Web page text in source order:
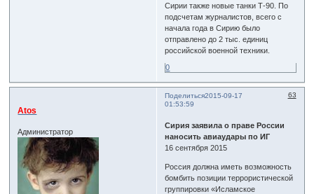
Сирии также новые танки Т-90. По
подсчетам журналистов, всего с
начала года в Сирию было
отправлено до 2 тыс. единиц
российской военной техники.
0
Поделиться 63
2015-09-17
01:53:59
Atos
Администратор
Сирия заявила о праве России
наносить авиаудары по ИГ
16 сентября 2015
Россия должна иметь возможность
бомбить позиции террористической
группировки «Исламское